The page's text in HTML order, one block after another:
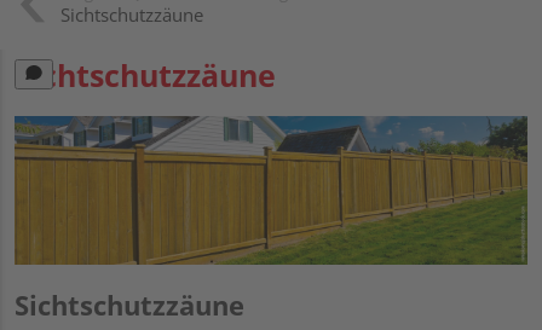
Sichtschutzzäune
Sichtschutzzäune
Sichtschutzzäune